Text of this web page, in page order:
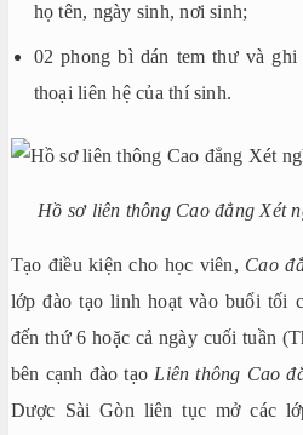
họ tên, ngày sinh, nơi sinh;
02 phong bì dán tem thư và
thoại liên hệ của thí sinh.
Hồ sơ liên thông Cao đẳng Xét
Tạo điều kiện cho học viên, Cao
lớp đào tạo linh hoạt vào buổi tối
đến thứ 6 hoặc cả ngày cuối tuần
bên cạnh đào tạo Liên thông Cao
Dược Sài Gòn liên tục mở các